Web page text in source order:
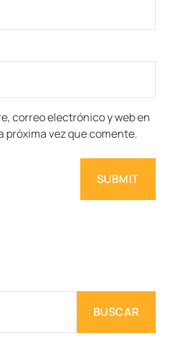
correo electrónico y web en
próxima vez que comente.
BUSCAR